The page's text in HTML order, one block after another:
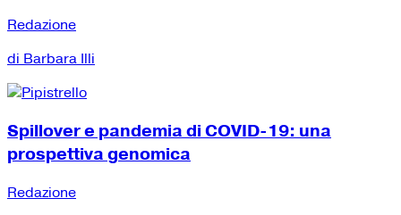
Redazione
di Barbara Illi
Spillover e pandemia di COVID-19: una
prospettiva genomica
Redazione